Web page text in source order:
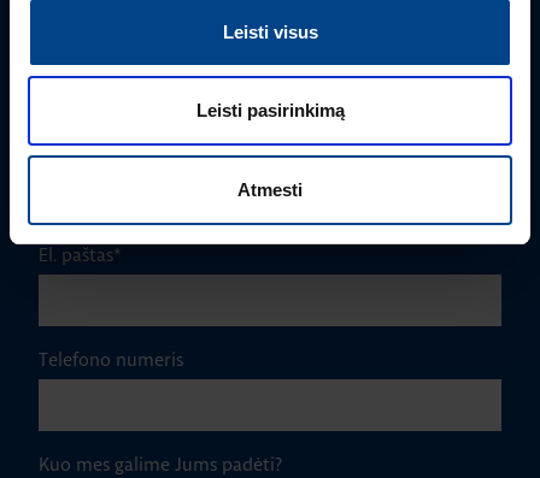
Leisti visus
Leisti pasirinkimą
Atmesti
Įmonė
El. paštas*
Telefono numeris
Kuo mes galime Jums padėti?